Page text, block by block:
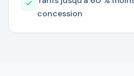
concession